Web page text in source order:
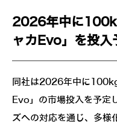
2026年中に
ャカEvo」を投入
同社は2026年中に
Evo」の市場投入を予定
ズへの対応を通じ、多様